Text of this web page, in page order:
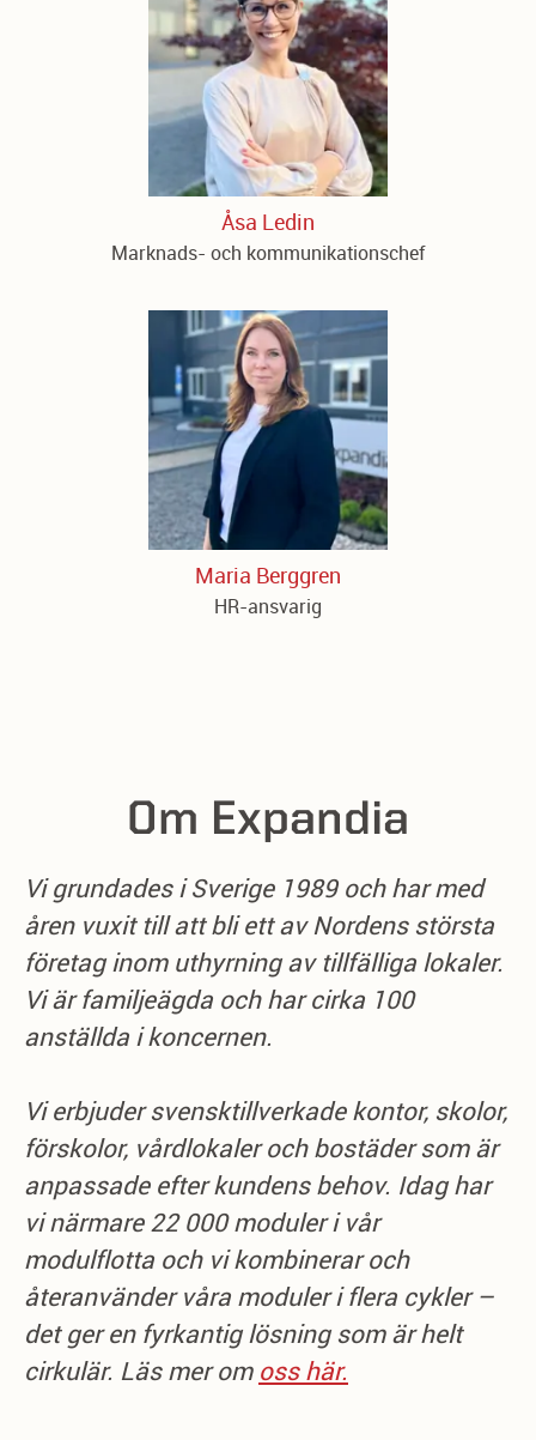
Åsa Ledin
Marknads- och kommunikationschef
Maria Berggren
HR-ansvarig
Om Expandia
Vi grundades i Sverige 1989 och har med
åren vuxit till att bli ett av Nordens största
företag inom uthyrning av tillfälliga lokaler.
Vi är familjeägda och har cirka 100
anställda i koncernen.
Vi erbjuder svensktillverkade kontor, skolor,
förskolor, vårdlokaler och bostäder som är
anpassade efter kundens behov. Idag har
vi närmare 22 000 moduler i vår
modulflotta och vi kombinerar och
återanvänder våra moduler i flera cykler –
det ger en fyrkantig lösning som är helt
cirkulär. Läs mer om oss här.